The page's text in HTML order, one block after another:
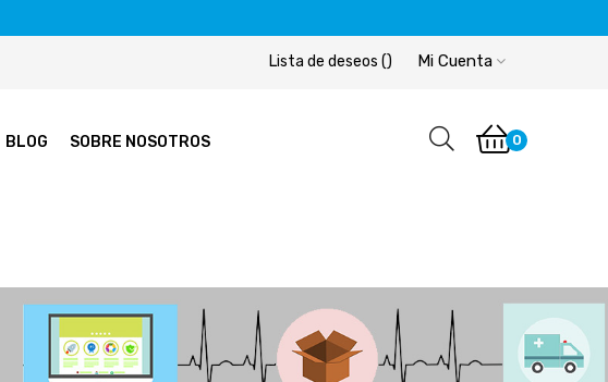
Mi Cuenta
Lista de deseos ()
BLOG SOBRE NOSOTROS 0